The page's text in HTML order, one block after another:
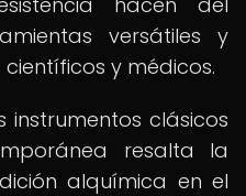
versátiles y
y médicos.
instrumentos clásicos
resalta la
alquímica en el